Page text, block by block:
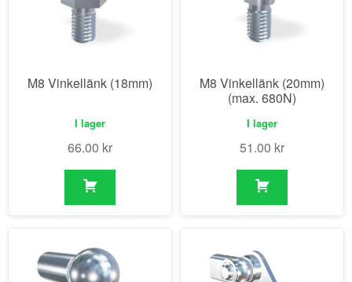
M8 Vinkellänk (18mm)
I lager
66.00 kr
M8 Vinkellänk (20mm)
(max. 680N)
I lager
51.00 kr